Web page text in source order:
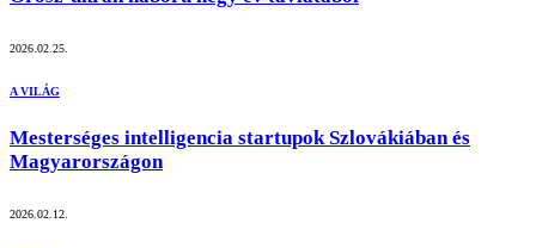
2026.02.25.
A VILÁG
Mesterséges intelligencia startupok Szlovákiában és
Magyarországon
2026.02.12.